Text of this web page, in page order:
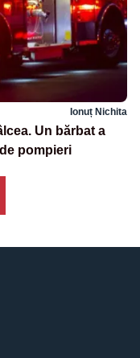
Ionuț Nichita
Un bărbat a
pompieri